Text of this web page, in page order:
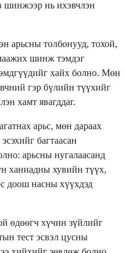
шинжээр нь ихэвчлэн
арьсны толбонууд, тохой,
шинж тэмдэг
хайх болно. Мөн
гэр бүлийн түүхийг
хамт явагддаг.
арьс, мөн дараах
багтаасан
арьсны нугалаасанд
ханиадны хувийн түүх,
доош насны хүүхдэд
өдөөгч хүчин зүйлийг
тест эсвэл цусны